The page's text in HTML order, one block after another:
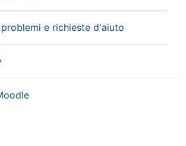
e richieste d'aiuto